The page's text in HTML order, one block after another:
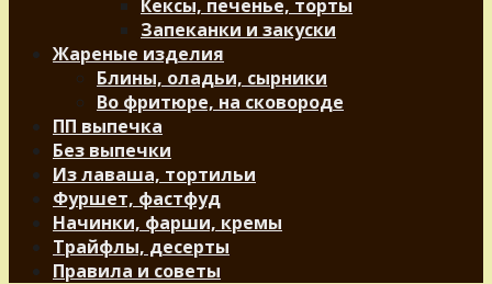
Кексы, печенье, торты
Запеканки и закуски
Жареные изделия
Блины, оладьи, сырники
Во фритюре, на сковороде
ПП выпечка
Без выпечки
Из лаваша, тортильи
Фуршет, фастфуд
Начинки, фарши, кремы
Трайфлы, десерты
Правила и советы